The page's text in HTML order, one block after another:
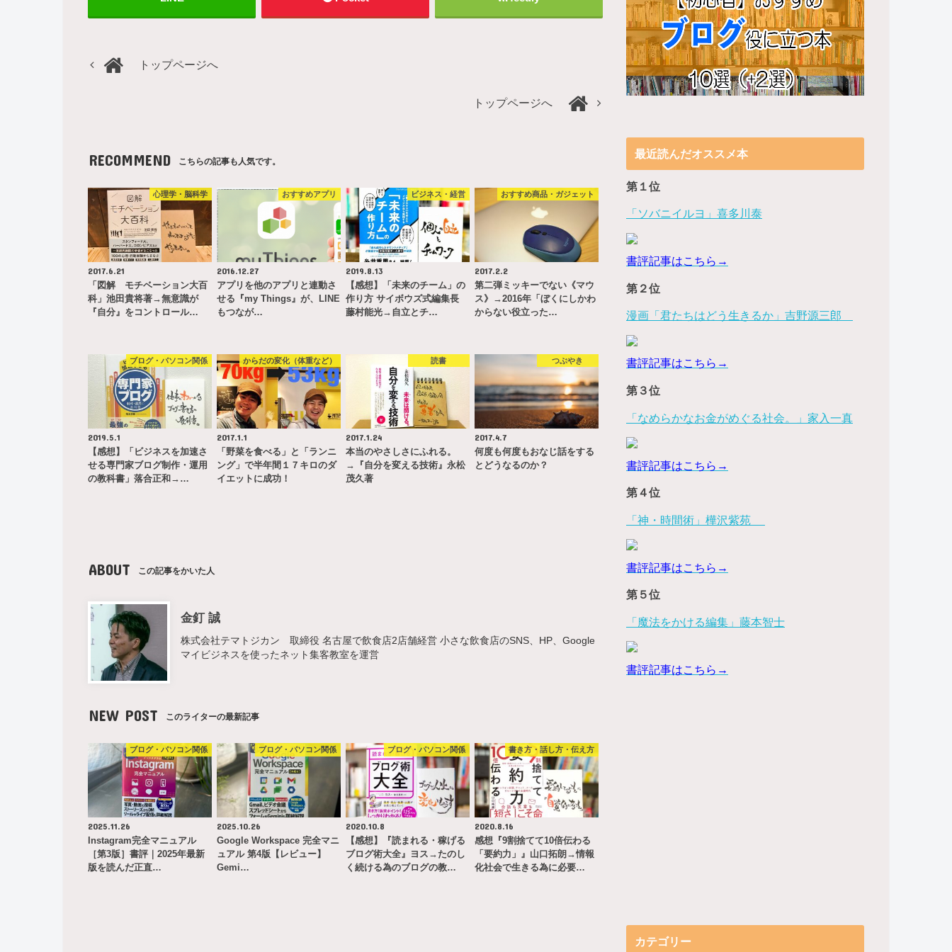
トップページへ
トップページへ
RECOMMEND こちらの記事も人気です。
心理学・脳科学
2017.6.21
「図解 モチベーション大百
科」池田貴将著→無意識が
『自分』をコントロール…
おすすめアプリ
2016.12.27
アプリを他のアプリと連動さ
せる『my Things』が、LINE
もつなが…
ビジネス・経営
2019.8.13
【感想】「未来のチーム」の
作り方 サイボウズ式編集長
藤村能光→自立とチ…
おすすめ商品・ガジェット
2017.2.2
第二弾ミッキーでない《マウ
ス》→2016年「ぼくにしかわ
からない役立った…
ブログ・パソコン関係
2019.5.1
【感想】「ビジネスを加速さ
せる専門家ブログ制作・運用
の教科書」落合正和→…
からだの変化（体重など）
2017.1.1
「野菜を食べる」と「ランニ
ング」で半年間１７キロのダ
イエットに成功！
読書
2017.1.24
本当のやさしさにふれる。
→『自分を変える技術』永松
茂久著
つぶやき
2017.4.7
何度も何度もおなじ話をする
とどうなるのか？
ABOUT この記事をかいた人
金釘 誠
株式会社テマトジカン 取締役 名古屋で飲食店2店舗経営 小さな飲食店のSNS、HP、Google
マイビジネスを使ったネット集客教室を運営
NEW POST このライターの最新記事
ブログ・パソコン関係
2025.11.26
Instagram完全マニュアル
［第3版］書評｜2025年最新
版を読んだ正直…
ブログ・パソコン関係
2025.10.26
Google Workspace 完全マニ
ュアル 第4版【レビュー】
Gemi…
ブログ・パソコン関係
2020.10.8
【感想】『読まれる・稼げる
ブログ術大全』ヨス→たのし
く続ける為のブログの教…
書き方・話し方・伝え方
2020.8.16
感想『9割捨てて10倍伝わる
「要約力」』山口拓朗→情報
化社会で生きる為に必要…
最近読んだオススメ本
第１位
「ソバニイルヨ」喜多川泰
書評記事はこちら→
第２位
漫画「君たちはどう生きるか」吉野源三郎
書評記事はこちら→
第３位
「なめらかなお金がめぐる社会。」家入一真
書評記事はこちら→
第４位
「神・時間術」樺沢紫苑
書評記事はこちら→
第５位
「魔法をかける編集」藤本智士
書評記事はこちら→
カテゴリー